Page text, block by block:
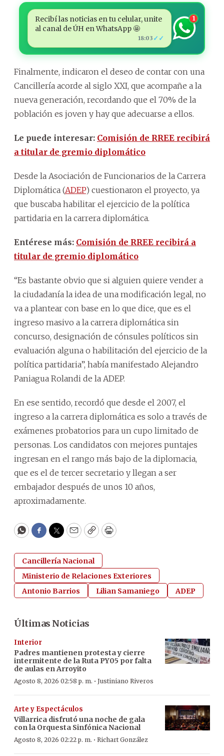
Recibí las noticias en tu celular, unite
al canal de ÚH en WhatsApp 🤩
18:03 ✓✓
1
Finalmente, indicaron el deseo de contar con una
Cancillería acorde al siglo XXI, que acompañe a la
nueva generación, recordando que el 70% de la
población es joven y hay que adecuarse a ellos.
Le puede interesar: Comisión de RREE recibirá
a titular de gremio diplomático
Desde la Asociación de Funcionarios de la Carrera
Diplomática (ADEP) cuestionaron el proyecto, ya
que buscaba habilitar el ejercicio de la política
partidaria en la carrera diplomática.
Entérese más: Comisión de RREE recibirá a
titular de gremio diplomático
“Es bastante obvio que si alguien quiere vender a
la ciudadanía la idea de una modificación legal, no
va a plantear con base en lo que dice, que es el
ingreso masivo a la carrera diplomática sin
concurso, designación de cónsules políticos sin
evaluación alguna o habilitación del ejercicio de la
política partidaria”, había manifestado Alejandro
Paniagua Rolandi de la ADEP.
En ese sentido, recordó que desde el 2007, el
ingreso a la carrera diplomática es solo a través de
exámenes probatorios para un cupo limitado de
personas. Los candidatos con mejores puntajes
ingresan en el rango más bajo de la diplomacia,
que es el de tercer secretario y llegan a ser
embajador después de unos 10 años,
aproximadamente.
WhatsApp
Facebook
Twitter
EmailCopyPrint
Cancillería Nacional
Ministerio de Relaciones Exteriores
Antonio Barrios
Lilian Samaniego ADEP
Últimas Noticias
Interior
Padres mantienen protesta y cierre
intermitente de la Ruta PY05 por falta
de aulas en Arroyito
Agosto 8, 2026 02:58 p. m. · Justiniano Riveros
Arte y Espectáculos
Villarrica disfrutó una noche de gala
con la Orquesta Sinfónica Nacional
Agosto 8, 2026 02:22 p. m. · Richart González